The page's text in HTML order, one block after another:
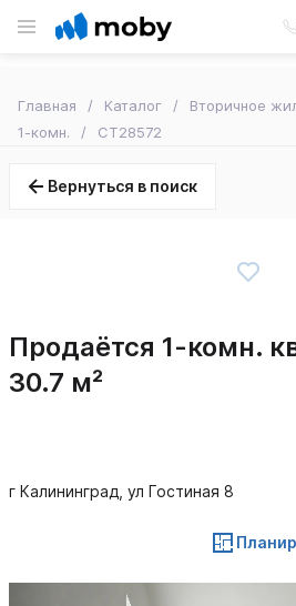
Главная Каталог Вторичное
1-комн.
CT28572
Вернуться в поиск
Продаётся 1-комн.
30.7 м²
г Калининград, ул Гостиная 8